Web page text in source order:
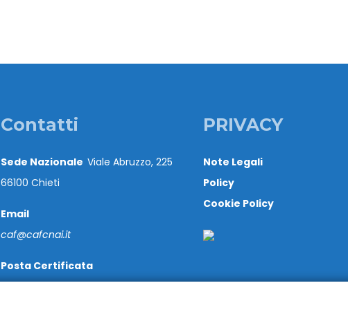
Contatti
Sede Nazionale Viale Abruzzo, 225
66100 Chieti
Email
caf@cafcnai.it
Posta Certificata
PRIVACY
Note Legali
Policy
Cookie Policy